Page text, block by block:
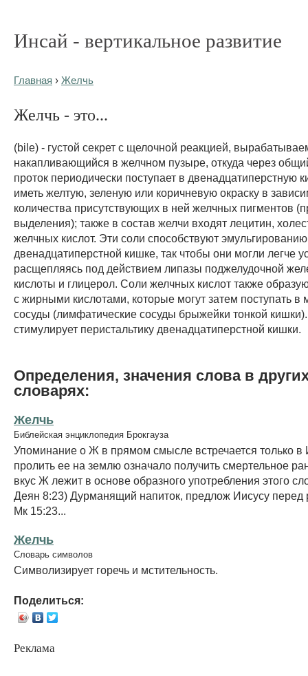
Инсай - вертикальное развитие
Главная › Желчь
Желчь - это...
(bile) - густой секрет с щелочной реакцией,
накапливающийся в желчном пузыре, откуда через
проток периодически поступает в двенадцатиперстную
иметь желтую, зеленую или коричневую окраску в
количества присутствующих в ней желчных пигментов
выделения); также в состав желчи входят лецитин,
желчных кислот. Эти соли способствуют
двенадцатиперстной кишке, так чтобы они могли легче
расщепляясь под действием липазы поджелудочной
кислоты и глицерол. Соли желчных кислот также
с жирными кислотами, которые могут затем поступать в
сосуды (лимфатические сосуды брыжейки тонкой кишки).
стимулирует перистальтику двенадцатиперстной кишки.
Определения, значения слова в
словарях:
Желчь
Библейская энциклопедия Брокгауза
Упоминание о Ж в прямом смысле встречается только в
пролить ее на землю означало получить смертельное
вкус Ж лежит в основе образного употребления этого
Деян 8:23) Дурманящий напиток, предлож Иисусу перед
Мк 15:23...
Желчь
Словарь символов
Символизирует горечь и мстительность.
Поделиться:
Реклама